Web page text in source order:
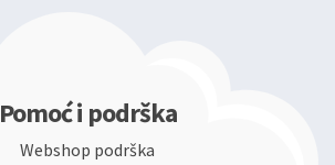
Pomoć i podrška
Webshop podrška